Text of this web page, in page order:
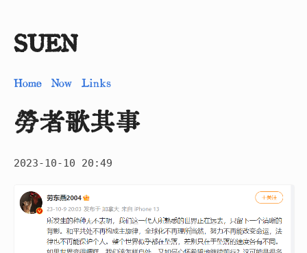
SUEN
Home Now Links
勞者歌其事
2023-10-10 20:49